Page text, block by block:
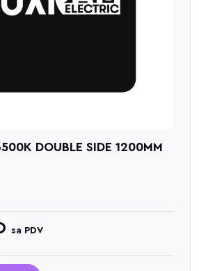
DOUBLE SIDE 1200MM
sa PDV